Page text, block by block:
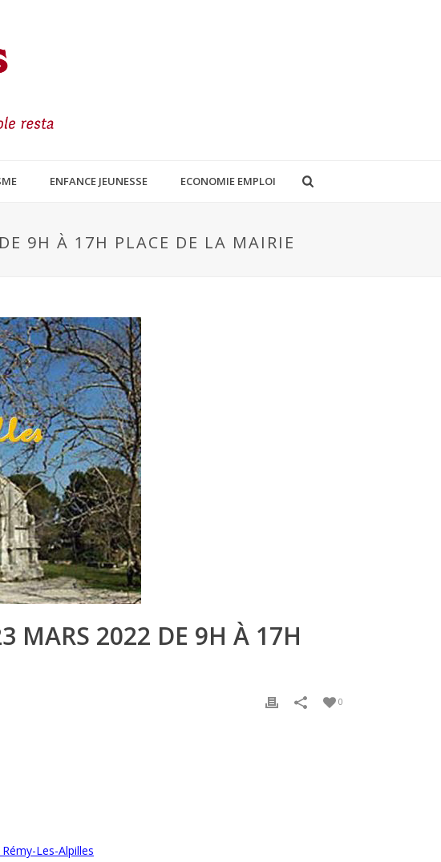
ENFANCE JEUNESSE ECONOMIE EMPLOI
9H À 17H PLACE DE LA MAIRIE
MARS 2022 DE 9H À 17H
0
Les-Alpilles